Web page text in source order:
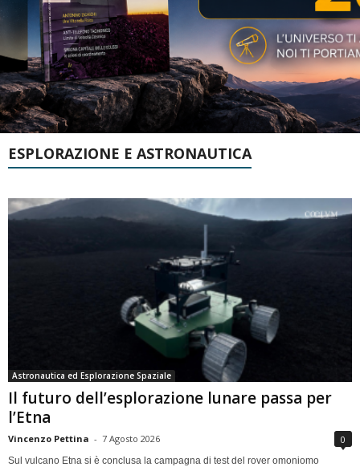
ESPLORAZIONE E ASTRONAUTICA
Astronautica ed Esplorazione Spaziale
Il futuro dell’esplorazione lunare passa per
l’Etna
Vincenzo Pettina - 7 Agosto 2026 0
Sul vulcano Etna si è conclusa la campagna di test del rover omoniomo